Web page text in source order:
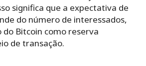
significa que a expectativa de
do número de interessados,
do Bitcoin como reserva
de transação.